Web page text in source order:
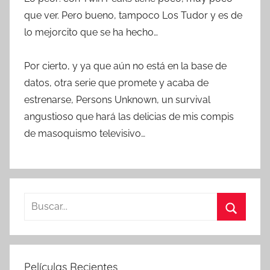
que ver. Pero bueno, tampoco Los Tudor y es de
lo mejorcito que se ha hecho…
Por cierto, y ya que aún no está en la base de
datos, otra serie que promete y acaba de
estrenarse, Persons Unknown, un survival
angustioso que hará las delicias de mis compis
de masoquismo televisivo…
s
u
Películas Recientes